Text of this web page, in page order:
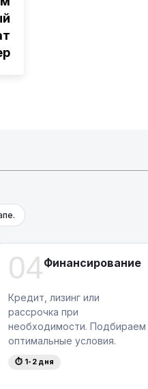
04Финансирование
Кредит, лизинг или
рассрочка при
необходимости. Подбираем
оптимальные условия.
⏱ 1-2 дня